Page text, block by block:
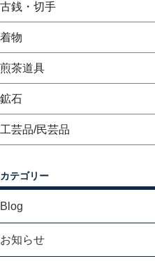
古銭・切手
着物
煎茶道具
鉱石
工芸品/民芸品
カテゴリー
Blog
お知らせ